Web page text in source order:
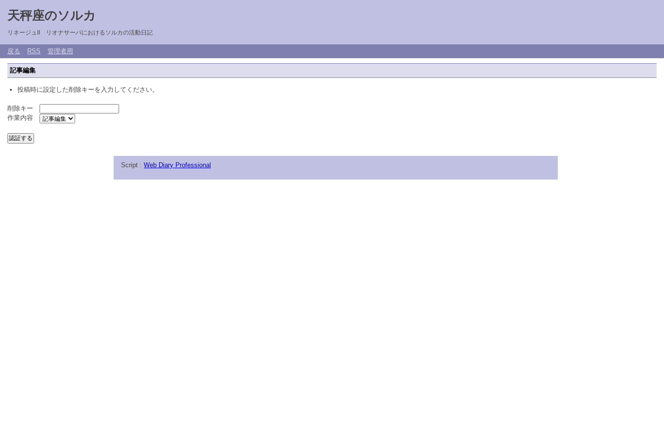
天秤座のソルカ
リネージュII リオナサーバにおけるソルカの活動日記
戻る RSS 管理者用
記事編集
投稿時に設定した削除キーを入力してください。
削除キー
作業内容
Script : Web Diary Professional